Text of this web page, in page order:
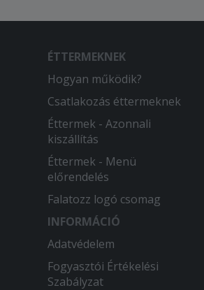
ÉTTERMEKNEK
Hogyan működik?
Csatlakozás éttermeknek
Éttermek - Azonnali
kiszállítás
Éttermek - Menü
előrendelés
Falatozz logó csomag
INFORMÁCIÓ
Adatvédelem
Fogyasztói Értékelési
Szabályzat